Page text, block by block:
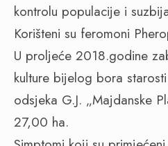
kontrolu populacije i
Korišteni su feromoni
U proljeće 2018.godine
kulture bijelog bora
odsjeka G.J. „Majdanske
27,00 ha.